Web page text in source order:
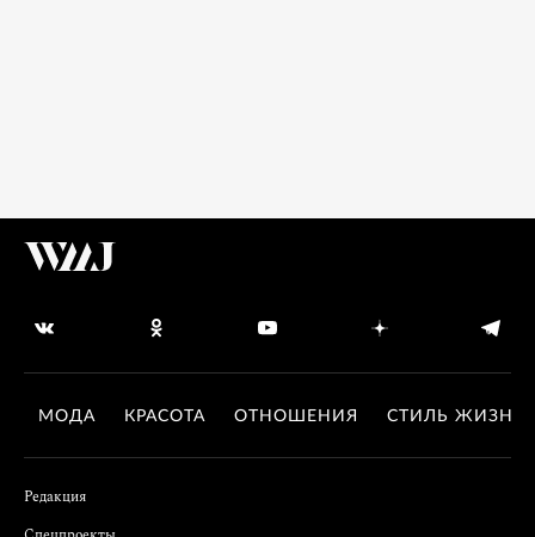
МОДА КРАСОТА ОТНОШЕНИЯ СТИЛЬ ЖИЗНИ
Редакция